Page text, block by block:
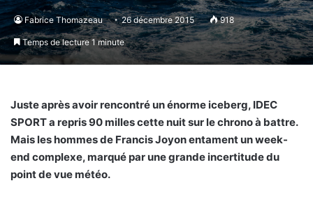
Fabrice Thomazeau 26 décembre 2015 918
Temps de lecture 1 minute
Juste après avoir rencontré un énorme iceberg, IDEC
SPORT a repris 90 milles cette nuit sur le chrono à battre.
Mais les hommes de Francis Joyon entament un week-
end complexe, marqué par une grande incertitude du
point de vue météo.